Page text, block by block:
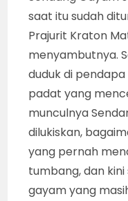
saat itu sudah
Prajurit Kraton
menyambutnya.
duduk di
padat yang
munculnya
dilukiskan,
yang pernah
tumbang, dan
gayam yang